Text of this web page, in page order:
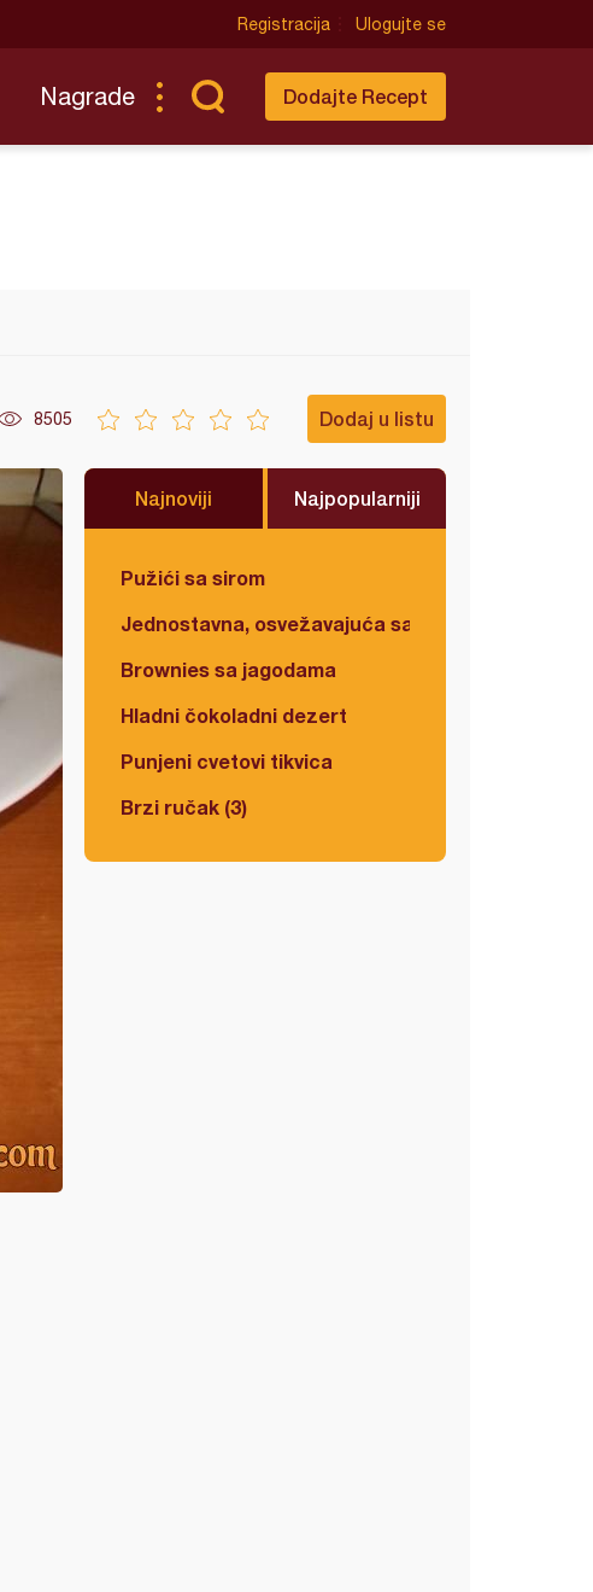
Registracija Ulogujte se
Nagrade Dodajte Recept
8505 Dodaj u listu
Najnoviji Najpopularniji
Pužići sa sirom
Jednostavna, osvežavajuća salata
Brownies sa jagodama
Hladni čokoladni dezert
Punjeni cvetovi tikvica
Brzi ručak (3)